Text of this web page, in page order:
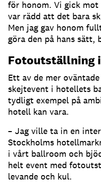
för honom. Vi gick mot
var rädd att det bara
Men jag gav honom
göra den på hans sätt,
Fotoutställning
Ett av de mer
skejtevent i hotellets
tydligt exempel på
hotell kan vara.
– Jag ville ta in en
Stockholms
i vårt ballroom och
helt event med
levande och kul.